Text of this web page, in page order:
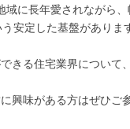
域に長年愛されながら
安定した基盤がありま
きる住宅業界について
興味がある方はぜひご